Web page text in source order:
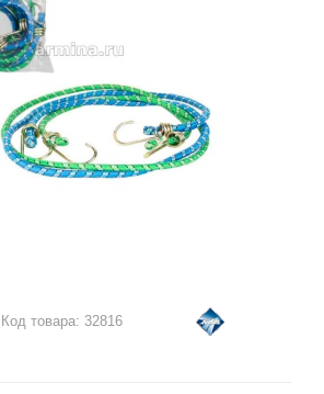
Код товара: 32816